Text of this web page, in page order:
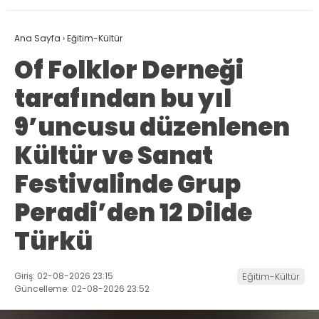
Ana Sayfa ›Eğitim-Kültür
Of Folklor Derneği
tarafından bu yıl
9’uncusu düzenlenen
Kültür ve Sanat
Festivalinde Grup
Peradi’den 12 Dilde
Türkü
Giriş: 02-08-2026 23:15
Güncelleme: 02-08-2026 23:52
Eğitim-Kültür